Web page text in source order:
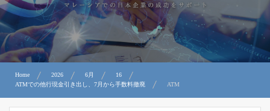
お問合せ
Home 2026 6月
16
ATMでの他行現金引き出し、7月から手数料撤廃
ATM